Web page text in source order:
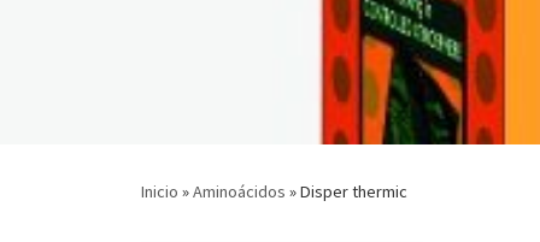
Inicio »Aminoácidos »Disper thermic